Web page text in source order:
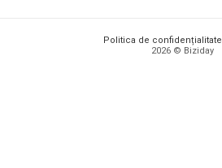
Politica de confidențialitate
2026 © Biziday